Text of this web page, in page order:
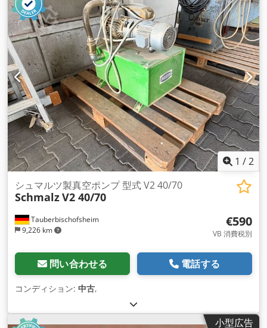
1 /2
Tauberbischofsheim
9,226 km
シュマルツ製真空ポンプ 型式 V2 40/70
SchmalzV2 40/70
€590
VB 消費税別
問い合わせる 電話する
コンディション: 中古,
小型広告